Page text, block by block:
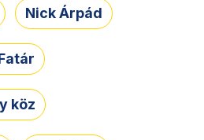
Nick Árpád
köz